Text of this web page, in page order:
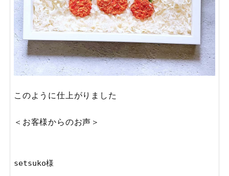
このように仕上がりました
＜お客様からのお声＞
setsuko様